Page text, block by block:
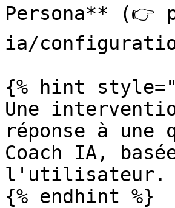
Persona**
ia/
{% hint
Une
réponse à
Coach IA,
l'utilisateur.
{% endhint %}